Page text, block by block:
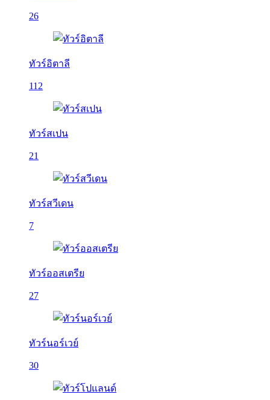
26
ทัวร์อิตาลี
112
ทัวร์สเปน
21
ทัวร์สวีเดน
7
ทัวร์ออสเตรีย
27
ทัวร์นอร์เวย์
30